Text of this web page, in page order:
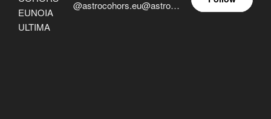
@astrocohors.eu@astrocohors.eu